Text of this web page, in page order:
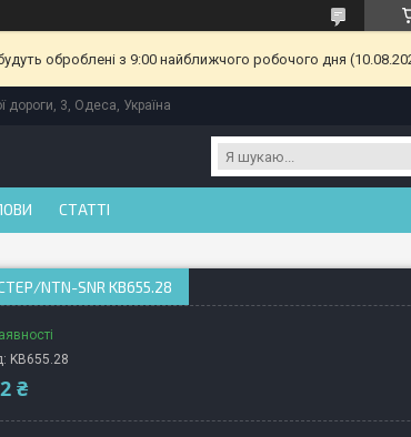
оброблені з 9:00 найближчого робочого дня
дороги, 3, Одеса, Україна
СТАТТІ
NTN-SNR KB655.28
KB655.28
₴